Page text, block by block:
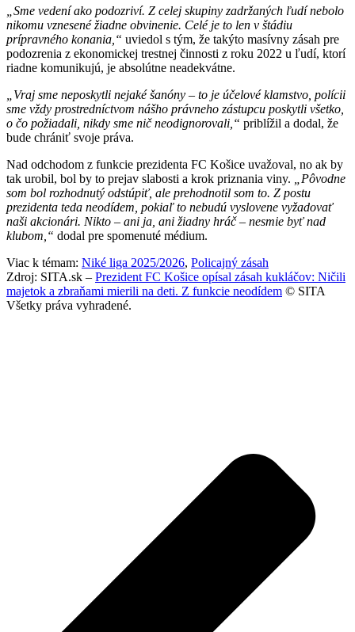
„Sme vedení ako podozriví. Z celej skupiny zadržaných ľudí nebolo
nikomu vznesené žiadne obvinenie. Celé je to len v štádiu
prípravného konania,“ uviedol s tým, že takýto masívny zásah pre
podozrenia z ekonomickej trestnej činnosti z roku 2022 u ľudí, ktorí
riadne komunikujú, je absolútne neadekvátne.
„Vraj sme neposkytli nejaké šanóny – to je účelové klamstvo, polícii
sme vždy prostredníctvom nášho právneho zástupcu poskytli všetko,
o čo požiadali, nikdy sme nič neodignorovali,“ priblížil a dodal, že
bude chrániť svoje práva.
Nad odchodom z funkcie prezidenta FC Košice uvažoval, no ak by
tak urobil, bol by to prejav slabosti a krok priznania viny.
„Pôvodne
som bol rozhodnutý odstúpiť, ale prehodnotil som to. Z postu
prezidenta teda neodídem, pokiaľ to nebudú vyslovene vyžadovať
naši akcionári. Nikto – ani ja, ani žiadny hráč – nesmie byť nad
klubom,“ dodal pre spomenuté médium.
Viac k témam: Niké liga 2025/2026, Policajný zásah
Zdroj: SITA.sk – Prezident FC Košice opísal zásah kukláčov: Ničili
majetok a zbraňami mierili na deti. Z funkcie neodídem © SITA
Všetky práva vyhradené.